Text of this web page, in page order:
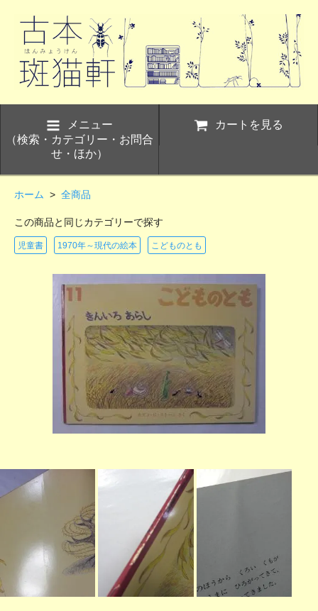
メニュー
（検索・カテゴリー・お問合
せ・ほか）
カートを見る
ホーム > 全商品
この商品と同じカテゴリーで探す
児童書 1970年～現代の絵本 こどものとも